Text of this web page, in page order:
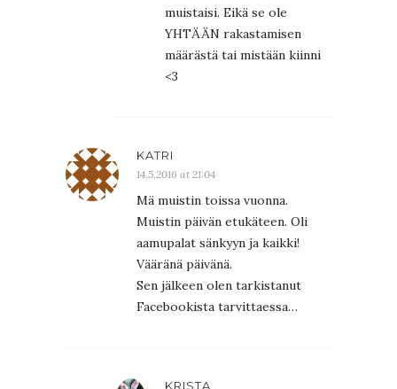
muistaisi. Eikä se ole
YHTÄÄN rakastamisen
määrästä tai mistään kiinni
<3
KATRI
14.5.2016 at 21:04
Mä muistin toissa vuonna.
Muistin päivän etukäteen. Oli
aamupalat sänkyyn ja kaikki!
Vääränä päivänä.
Sen jälkeen olen tarkistanut
Facebookista tarvittaessa…
KRISTA